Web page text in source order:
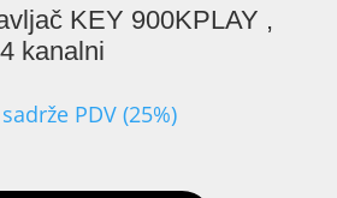
KEY 900KPLAY ,
kanalni
PDV (25%)